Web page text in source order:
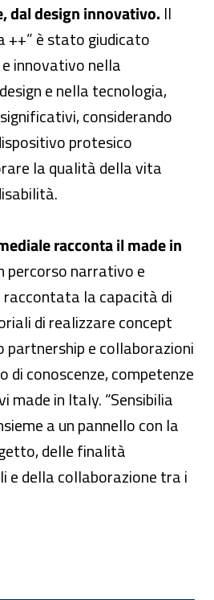
dal design innovativo. Il
++” è stato giudicato
innovativo nella
e nella tecnologia,
considerando
protesico
la qualità della vita
racconta il made in
percorso narrativo e
la capacità di
di realizzare concept
partnership e collaborazioni
di conoscenze, competenze
made in Italy. “Sensibilia
a un pannello con la
delle finalità
e della collaborazione tra i